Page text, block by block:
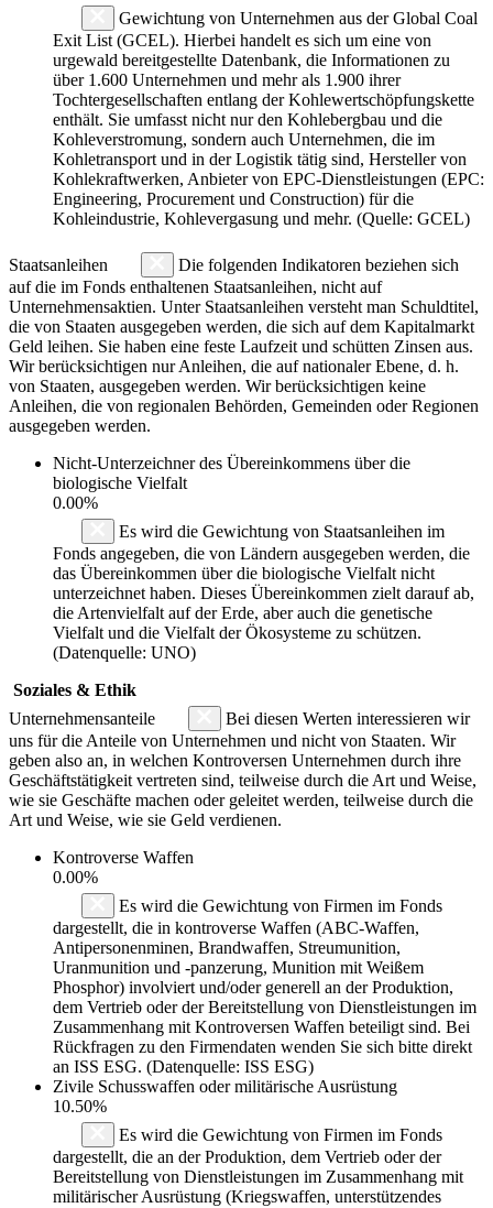
Gewichtung von Unternehmen aus der Global Coal
Exit List (GCEL). Hierbei handelt es sich um eine von
urgewald bereitgestellte Datenbank, die Informationen zu
über 1.600 Unternehmen und mehr als 1.900 ihrer
Tochtergesellschaften entlang der Kohlewertschöpfungskette
enthält. Sie umfasst nicht nur den Kohlebergbau und die
Kohleverstromung, sondern auch Unternehmen, die im
Kohletransport und in der Logistik tätig sind, Hersteller von
Kohlekraftwerken, Anbieter von EPC-Dienstleistungen (EPC:
Engineering, Procurement und Construction) für die
Kohleindustrie, Kohlevergasung und mehr. (Quelle: GCEL)
Staatsanleihen
Die folgenden Indikatoren beziehen sich
auf die im Fonds enthaltenen Staatsanleihen, nicht auf
Unternehmensaktien. Unter Staatsanleihen versteht man Schuldtitel,
die von Staaten ausgegeben werden, die sich auf dem Kapitalmarkt
Geld leihen. Sie haben eine feste Laufzeit und schütten Zinsen aus.
Wir berücksichtigen nur Anleihen, die auf nationaler Ebene, d. h.
von Staaten, ausgegeben werden. Wir berücksichtigen keine
Anleihen, die von regionalen Behörden, Gemeinden oder Regionen
ausgegeben werden.
Nicht-Unterzeichner des Übereinkommens über die
biologische Vielfalt
0.00%
Es wird die Gewichtung von Staatsanleihen im
Fonds angegeben, die von Ländern ausgegeben werden, die
das Übereinkommen über die biologische Vielfalt nicht
unterzeichnet haben. Dieses Übereinkommen zielt darauf ab,
die Artenvielfalt auf der Erde, aber auch die genetische
Vielfalt und die Vielfalt der Ökosysteme zu schützen.
(Datenquelle: UNO)
Soziales & Ethik
Unternehmensanteile
Bei diesen Werten interessieren wir
uns für die Anteile von Unternehmen und nicht von Staaten. Wir
geben also an, in welchen Kontroversen Unternehmen durch ihre
Geschäftstätigkeit vertreten sind, teilweise durch die Art und Weise,
wie sie Geschäfte machen oder geleitet werden, teilweise durch die
Art und Weise, wie sie Geld verdienen.
Kontroverse Waffen
0.00%
Es wird die Gewichtung von Firmen im Fonds
dargestellt, die in kontroverse Waffen (ABC-Waffen,
Antipersonenminen, Brandwaffen, Streumunition,
Uranmunition und -panzerung, Munition mit Weißem
Phosphor) involviert und/oder generell an der Produktion,
dem Vertrieb oder der Bereitstellung von Dienstleistungen im
Zusammenhang mit Kontroversen Waffen beteiligt sind. Bei
Rückfragen zu den Firmendaten wenden Sie sich bitte direkt
an ISS ESG. (Datenquelle: ISS ESG)
Zivile Schusswaffen oder militärische Ausrüstung
10.50%
Es wird die Gewichtung von Firmen im Fonds
dargestellt, die an der Produktion, dem Vertrieb oder der
Bereitstellung von Dienstleistungen im Zusammenhang mit
militärischer Ausrüstung (Kriegswaffen, unterstützendes